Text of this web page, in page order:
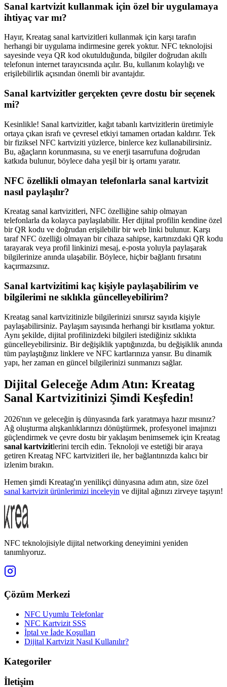
Sanal kartvizit kullanmak için özel bir uygulamaya
ihtiyaç var mı?
Hayır, Kreatag sanal kartvizitleri kullanmak için karşı tarafın
herhangi bir uygulama indirmesine gerek yoktur. NFC teknolojisi
sayesinde veya QR kod okutulduğunda, bilgiler doğrudan akıllı
telefonun internet tarayıcısında açılır. Bu, kullanım kolaylığı ve
erişilebilirlik açısından önemli bir avantajdır.
Sanal kartvizitler gerçekten çevre dostu bir seçenek
mi?
Kesinlikle! Sanal kartvizitler, kağıt tabanlı kartvizitlerin üretimiyle
ortaya çıkan israfı ve çevresel etkiyi tamamen ortadan kaldırır. Tek
bir fiziksel NFC kartviziti yüzlerce, binlerce kez kullanabilirsiniz.
Bu, ağaçların korunmasına, su ve enerji tasarrufuna doğrudan
katkıda bulunur, böylece daha yeşil bir iş ortamı yaratır.
NFC özellikli olmayan telefonlarla sanal kartvizit
nasıl paylaşılır?
Kreatag sanal kartvizitleri, NFC özelliğine sahip olmayan
telefonlarla da kolayca paylaşılabilir. Her dijital profilin kendine özel
bir QR kodu ve doğrudan erişilebilir bir web linki bulunur. Karşı
taraf NFC özelliği olmayan bir cihaza sahipse, kartınızdaki QR kodu
tarayarak veya profil linkinizi mesaj, e-posta yoluyla paylaşarak
bilgilerinize anında ulaşabilir. Böylece, hiçbir bağlantı fırsatını
kaçırmazsınız.
Sanal kartvizitimi kaç kişiyle paylaşabilirim ve
bilgilerimi ne sıklıkla güncelleyebilirim?
Kreatag sanal kartvizitinizle bilgilerinizi sınırsız sayıda kişiyle
paylaşabilirsiniz. Paylaşım sayısında herhangi bir kısıtlama yoktur.
Aynı şekilde, dijital profilinizdeki bilgileri istediğiniz sıklıkta
güncelleyebilirsiniz. Bir değişiklik yaptığınızda, bu değişiklik anında
tüm paylaştığınız linklere ve NFC kartlarınıza yansır. Bu dinamik
yapı, her zaman en güncel bilgilerinizi sunmanızı sağlar.
Dijital Geleceğe Adım Atın: Kreatag
Sanal Kartvizitinizi Şimdi Keşfedin!
2026'nın ve geleceğin iş dünyasında fark yaratmaya hazır mısınız?
Ağ oluşturma alışkanlıklarınızı dönüştürmek, profesyonel imajınızı
güçlendirmek ve çevre dostu bir yaklaşım benimsemek için Kreatag
sanal kartvizitlerini tercih edin. Teknoloji ve estetiği bir araya
getiren Kreatag NFC kartvizitleri ile, her bağlantınızda kalıcı bir
izlenim bırakın.
Hemen şimdi Kreatag'ın yenilikçi dünyasına adım atın, size özel
sanal kartvizit ürünlerimizi inceleyin ve dijital ağınızı zirveye taşıyın!
NFC teknolojisiyle dijital networking deneyimini yeniden
tanımlıyoruz.
Çözüm Merkezi
NFC Uyumlu Telefonlar
NFC Kartvizit SSS
İptal ve İade Koşulları
Dijital Kartvizit Nasıl Kullanılır?
Kategoriler
İletişim